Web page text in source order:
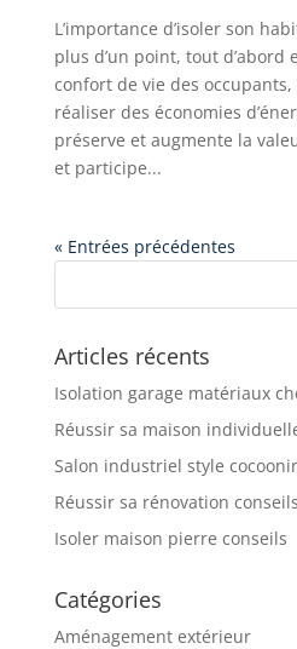
L’importance d’isoler son
plus d’un point, tout d’abord
confort de vie des
réaliser des économies
préserve et augmente la
et participe...
« Entrées précédentes
Articles récents
Isolation garage matériaux
Réussir sa maison
Salon industriel style
Réussir sa rénovation conseils
Isoler maison pierre conseils
Catégories
Aménagement extérieur